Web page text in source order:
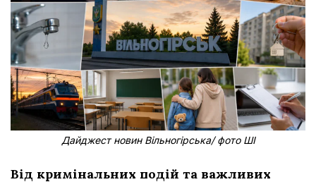
Дайджест новин Вільногірська/ фото ШІ
Від кримінальних подій та важливих